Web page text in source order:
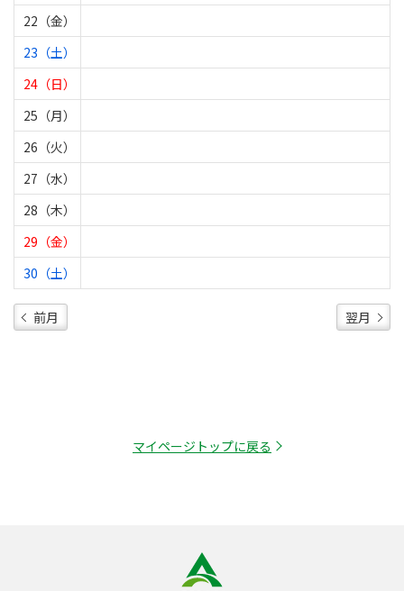
22（金）
23（土）
24（日）
25（月）
26（火）
27（水）
28（木）
29（金）
30（土）
前月 翌月
マイページトップに戻る